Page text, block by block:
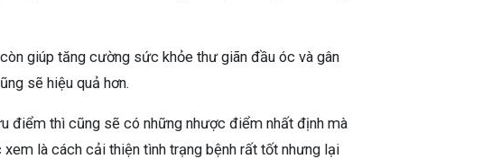
giúp tăng cường sức khỏe thư giãn đầu óc và gân
sẽ hiệu quả hơn.
điểm thì cũng sẽ có những nhược điểm nhất định mà
là cách cải thiện tình trạng bệnh rất tốt nhưng lại